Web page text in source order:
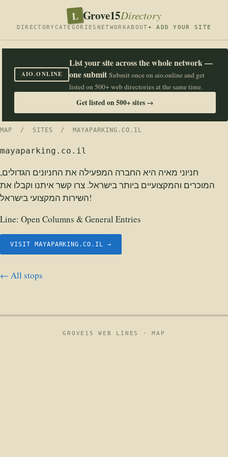
L Grove15Directory
DIRECTORY CATEGORIES NETWORKABOUT+ ADD YOUR SITE
AIO.ONLINE
List your site across the whole network —
one submit Submit once on aio.online and get
listed on 500+ web directories at the same time.
Get listed on 500+ sites →
MAP / SITES / MAYAPARKING.CO.IL
mayaparking.co.il
חניוני מאיה היא החברה המפעילה את החניונים הגדולים,
המוכרים והמקצועיים ביותר בישראל. צרו קשר איתנו וקבלו את
השירות המקצועי בישראל!
Line: Open Columns & General Entries
VISIT MAYAPARKING.CO.IL →
← All stops
GROVE15 WEB LINES ·MAP